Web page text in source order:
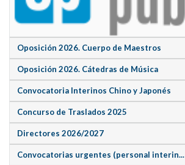
Oposición 2026. Cuerpo de Maestros
Oposición 2026. Cátedras de Música
Convocatoria Interinos Chino y Japonés
Concurso de Traslados 2025
Directores 2026/2027
Convocatorias urgentes (personal interin...